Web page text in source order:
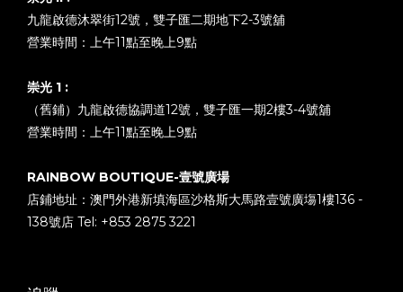
九龍啟德沐翠街12號，雙子匯二期地下2-3號舖
營業時間：上午11點至晚上9點
崇光 1 :
（舊鋪）九龍啟德協調道12號，雙子匯一期2樓3-4號舖
營業時間：上午11點至晚上9點
RAINBOW BOUTIQUE-壹號廣場
店鋪地址：澳門外港新填海區沙格斯大馬路壹號廣塲1樓136 -
138號店 Tel: +853 2875 3221